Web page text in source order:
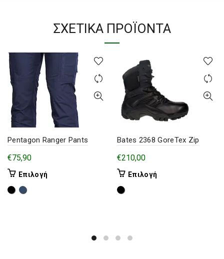
ΣΧΕΤΙΚΆ ΠΡΟΪΌΝΤΑ
Pentagon Ranger Pants
€75,90
Επιλογή
Bates 2368 GoreTex Zip
€210,00
Επιλογή